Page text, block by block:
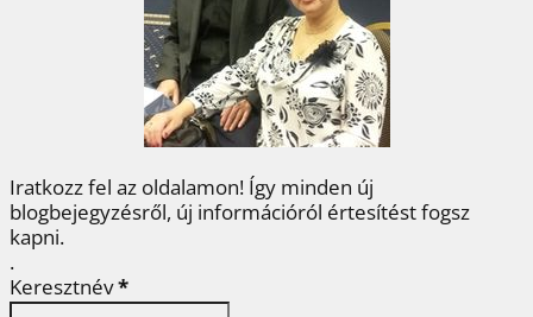
o
k
r
e
s
t
I
n
e
g
Iratkozz fel az oldalamon! Így minden új
blogbejegyzésről, új információról értesítést fogsz
kapni.
.
Keresztnév*